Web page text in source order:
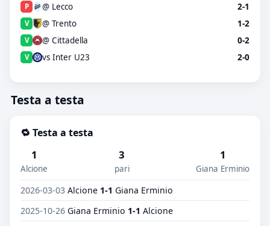
P @ Lecco 2-1
V @ Trento 1-2
V @ Cittadella 0-2
V vs Inter U23 2-0
Testa a testa
🔁 Testa a testa
1
Alcione
3
pari
1
Giana Erminio
2026-03-03 Alcione 1-1 Giana Erminio
2025-10-26 Giana Erminio 1-1 Alcione